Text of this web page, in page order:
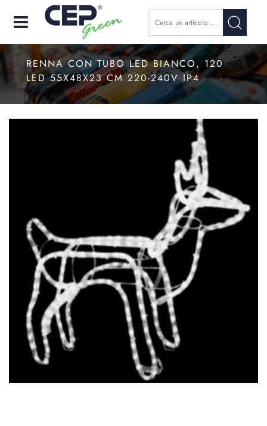
Open
RENNA CON TUBO LED BIANCO, 120
LED 55X48X23 CM 220-240V IP4